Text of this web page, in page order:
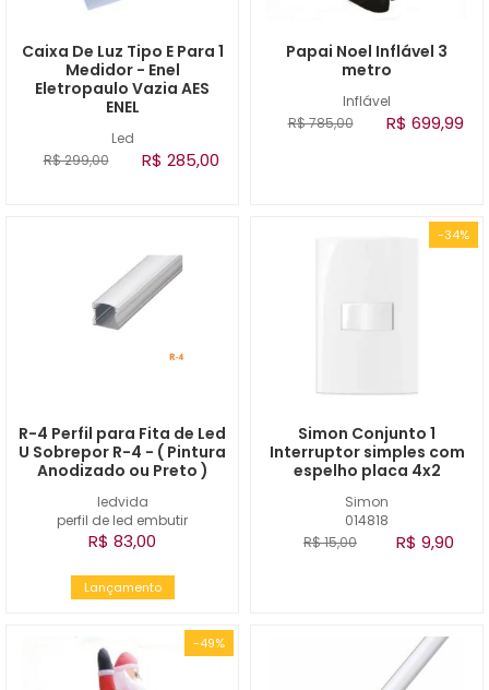
Led
Caixa De Luz Tipo E Para 1
Medidor - Enel
Eletropaulo Vazia AES
ENEL
R$ 299,00 R$ 285,00
Inflável
Papai Noel Inflável 3
metro
R$ 785,00 R$ 699,99
ledvida
perfil de led embutir
R-4 Perfil para Fita de Led
U Sobrepor R-4 - ( Pintura
Anodizado ou Preto )
R$ 83,00
Lançamento
-34%
Simon
014818
Simon Conjunto 1
Interruptor simples com
espelho placa 4x2
R$ 15,00 R$ 9,90
-49%